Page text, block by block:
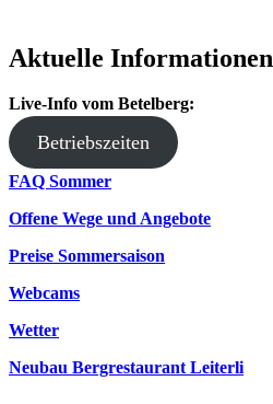
Aktuelle Informationen
Live-Info vom Betelberg:
Betriebszeiten
FAQ Sommer
Offene Wege und Angebote
Preise Sommersaison
Webcams
Wetter
Neubau Bergrestaurant Leiterli